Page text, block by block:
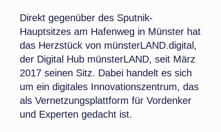
Direkt gegenüber des Sputnik-
Hauptsitzes am Hafenweg in Münster hat
das Herzstück von münsterLAND.digital,
der Digital Hub münsterLAND, seit März
2017 seinen Sitz. Dabei handelt es sich
um ein digitales Innovationszentrum, das
als Vernetzungsplattform für Vordenker
und Experten gedacht ist.